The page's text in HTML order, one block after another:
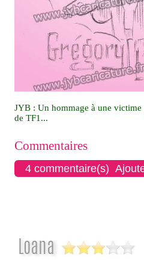
JYB : Un hommage à une victime
de TF1...
Commentaires
4 commentaire(s)
Loana